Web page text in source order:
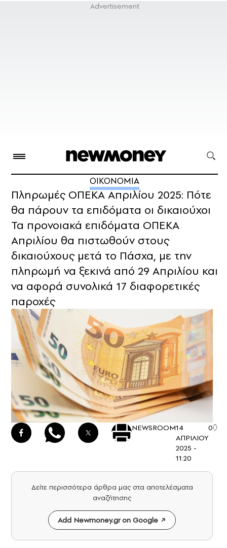
ΟΙΚΟΝΟΜΙΑ
Πληρωμές ΟΠΕΚΑ Απριλίου 2025: Πότε
θα πάρουν τα επιδόματα οι δικαιούχοι
Τα προνοιακά επιδόματα ΟΠΕΚΑ
Απριλίου θα πιστωθούν στους
δικαιούχους μετά το Πάσχα, με την
πληρωμή να ξεκινά από 29 Απριλίου και
να αφορά συνολικά 17 διαφορετικές
παροχές
NEWSROOM14
ΑΠΡΙΛΙΟΥ
2025 -
11:20
0
Δείτε περισσότερα άρθρα μας στα αποτελέσματα
αναζήτησης
Add Newmoney.gr on Google